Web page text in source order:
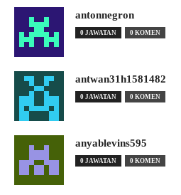
antonnegron
0 JAWATAN 0 KOMEN
antwan31h1581482
0 JAWATAN 0 KOMEN
anyablevins595
0 JAWATAN 0 KOMEN